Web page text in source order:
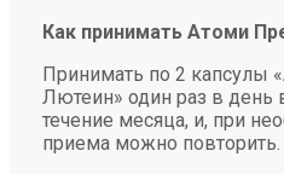
Как принимать Атоми
Принимать по 2 капсулы
Лютеин» один раз в
течение месяца, и, при
приема можно повторить.